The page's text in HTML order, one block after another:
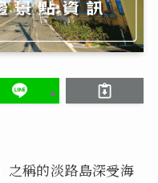
之稱的淡路島深受海